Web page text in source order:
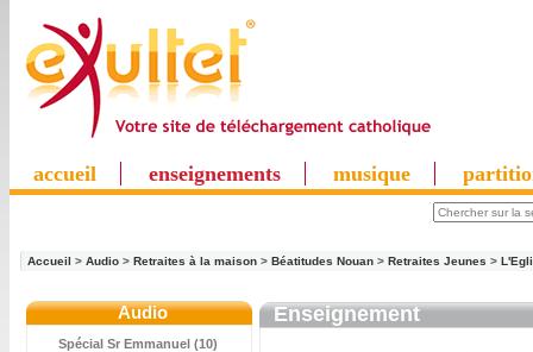
accueil enseignements musique
Accueil > Audio > Retraites à la maison > Béatitudes Nouan > Retraites Jeunes >
Audio
Spécial Sr Emmanuel (10)
Enseignement